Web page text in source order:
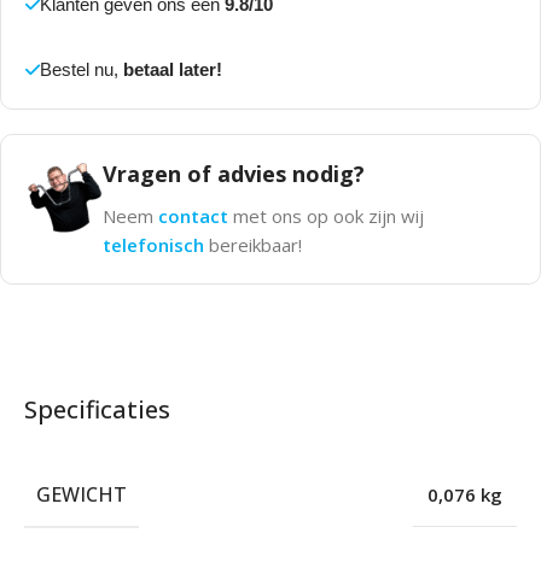
Klanten geven ons een 9.8/10
Bestel nu, betaal later!
Vragen of advies nodig?
Neem contact met ons op ook zijn wij
telefonisch bereikbaar!
Specificaties
GEWICHT 0,076 kg